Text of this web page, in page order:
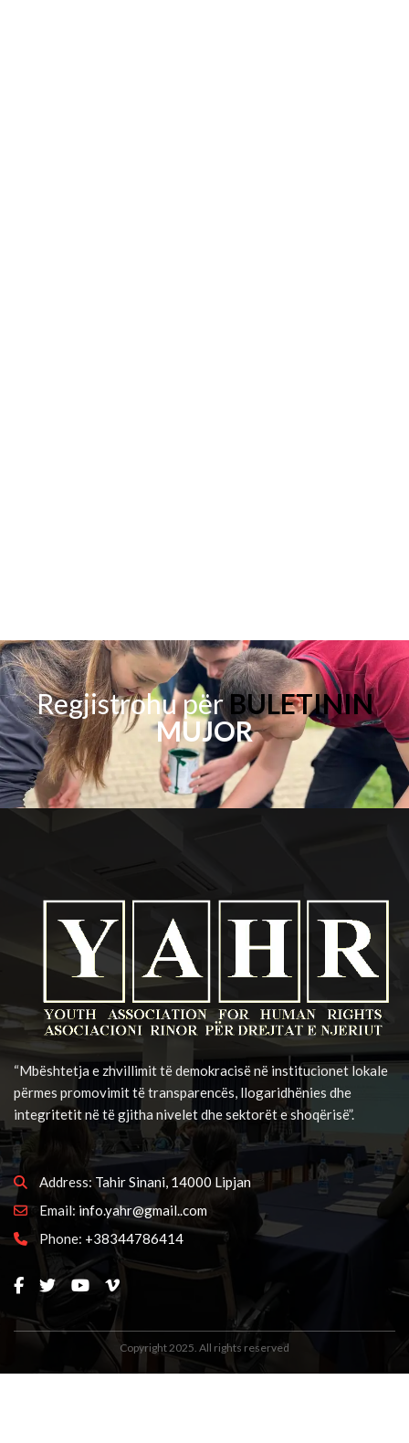
Regjistrohu përBULETININ
MUJOR
“Mbështetja e zhvillimit të demokracisë në institucionet lokale
përmes promovimit të transparencës, llogaridhënies dhe
integritetit në të gjitha nivelet dhe sektorët e shoqërisë”.
Address: Tahir Sinani, 14000 Lipjan
Email: info.yahr@gmail..com
Phone: +38344786414
Copyright 2025. All rights reserved